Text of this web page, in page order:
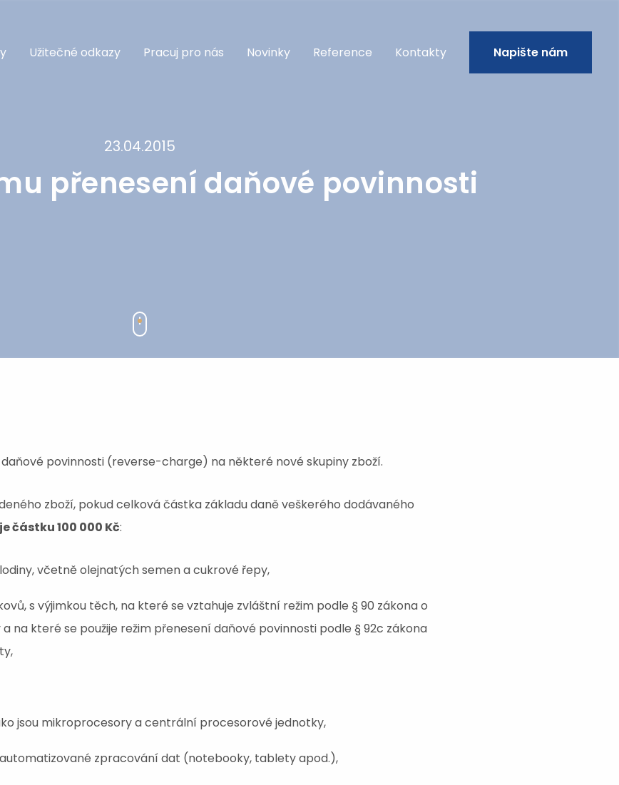
Užitečné odkazy Pracuj pro nás Novinky Reference Kontakty Napište nám
23.04.2015
přenesení daňové povinnosti
povinnosti (reverse-charge) na některé nové skupiny zboží.
zboží, pokud celková částka základu daně veškerého dodávaného
částku 100 000 Kč:
včetně olejnatých semen a cukrové řepy,
s výjimkou těch, na které se vztahuje zvláštní režim podle § 90 zákona o
na které se použije režim přenesení daňové povinnosti podle § 92c zákona
jsou mikroprocesory a centrální procesorové jednotky,
zpracování dat (notebooky, tablety apod.),